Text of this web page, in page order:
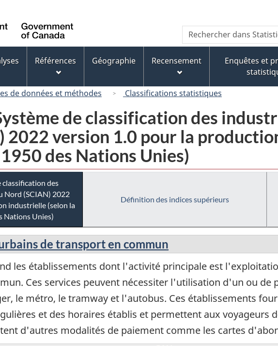
au
contenu
principal
« À
propos
de
ce
version
HTML
simplifiée
Canada
Recherche
Rechercher
dans
Canada
Références Géographie Recensement
Enquêtes et
de données et méthodes Classifications statistiques
de classification des
2022 version 1.0 pour la
des Nations Unies)
classification des
Nord (SCIAN) 2022
industrielle (selon la
Nations Unies)
Définition des indices supérieurs
de transport en commun
les établissements dont l'activité principale est
Ces services peuvent nécessiter l'utilisation d'un ou de
le métro, le tramway et l'autobus. Ces établissements
et des horaires établis et permettent aux voyageurs
d'autres modalités de paiement comme les cartes